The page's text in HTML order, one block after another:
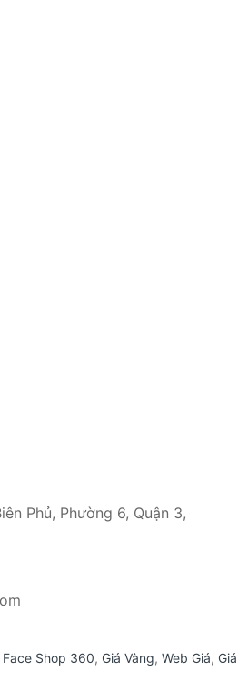
Phủ, Phường 6, Quận 3,
Face Shop 360, Giá Vàng, Web Giá, Giá